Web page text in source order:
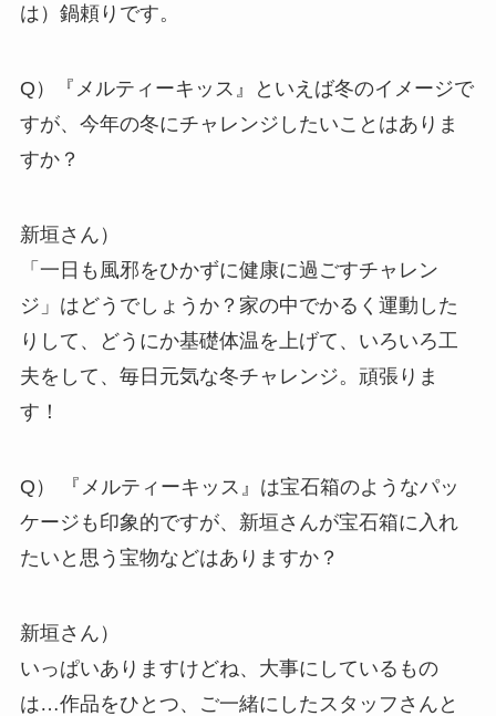
は）鍋頼りです。
Q）『メルティーキッス』といえば冬のイメージで
すが、今年の冬にチャレンジしたいことはありま
すか？
新垣さん）
「一日も風邪をひかずに健康に過ごすチャレン
ジ」はどうでしょうか？家の中でかるく運動した
りして、どうにか基礎体温を上げて、いろいろ工
夫をして、毎日元気な冬チャレンジ。頑張りま
す！
Q） 『メルティーキッス』は宝石箱のようなパッ
ケージも印象的ですが、新垣さんが宝石箱に入れ
たいと思う宝物などはありますか？
新垣さん）
いっぱいありますけどね、大事にしているもの
は…作品をひとつ、ご一緒にしたスタッフさんと